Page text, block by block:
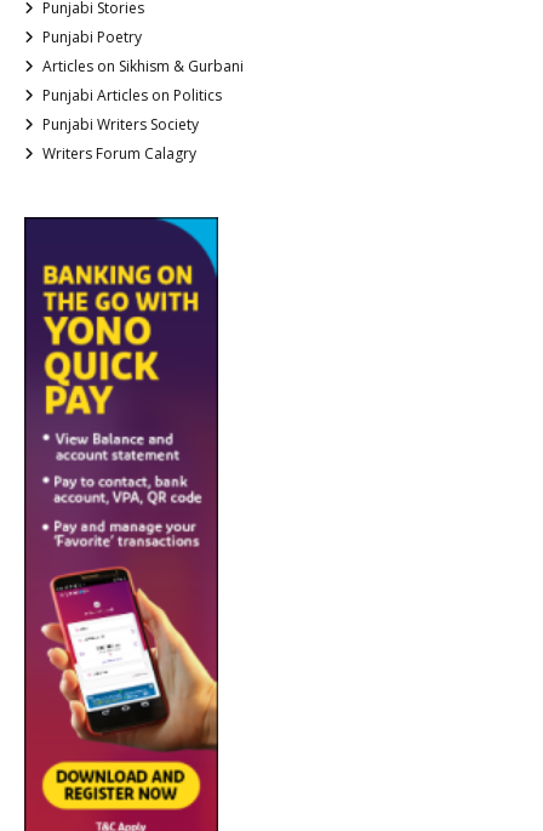
Punjabi Stories
Punjabi Poetry
Articles on Sikhism & Gurbani
Punjabi Articles on Politics
Punjabi Writers Society
Writers Forum Calagry